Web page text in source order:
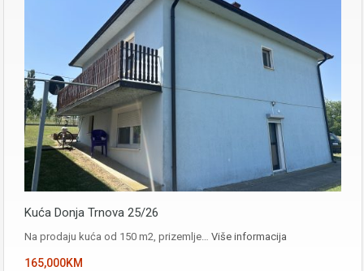
Kuća Donja Trnova 25/26
Na prodaju kuća od 150 m2, prizemlje… Više informacija
165,000KM